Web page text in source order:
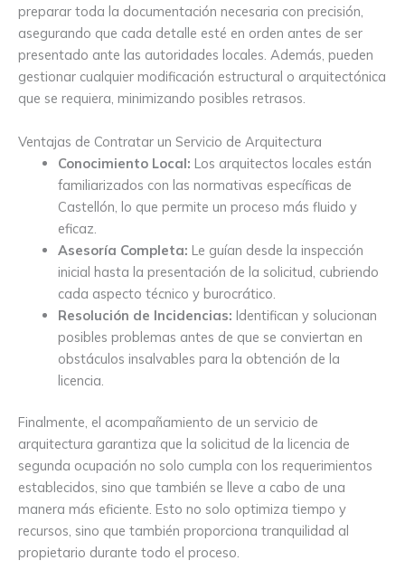
preparar toda la documentación necesaria con precisión,
asegurando que cada detalle esté en orden antes de ser
presentado ante las autoridades locales. Además, pueden
gestionar cualquier modificación estructural o arquitectónica
que se requiera, minimizando posibles retrasos.
Ventajas de Contratar un Servicio de Arquitectura
Conocimiento Local: Los arquitectos locales están
familiarizados con las normativas específicas de
Castellón, lo que permite un proceso más fluido y
eficaz.
Asesoría Completa: Le guían desde la inspección
inicial hasta la presentación de la solicitud, cubriendo
cada aspecto técnico y burocrático.
Resolución de Incidencias: Identifican y solucionan
posibles problemas antes de que se conviertan en
obstáculos insalvables para la obtención de la
licencia.
Finalmente, el acompañamiento de un servicio de
arquitectura garantiza que la solicitud de la licencia de
segunda ocupación no solo cumpla con los requerimientos
establecidos, sino que también se lleve a cabo de una
manera más eficiente. Esto no solo optimiza tiempo y
recursos, sino que también proporciona tranquilidad al
propietario durante todo el proceso.